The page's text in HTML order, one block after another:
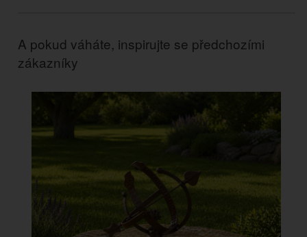
A pokud váháte, inspirujte se předchozími
zákazníky